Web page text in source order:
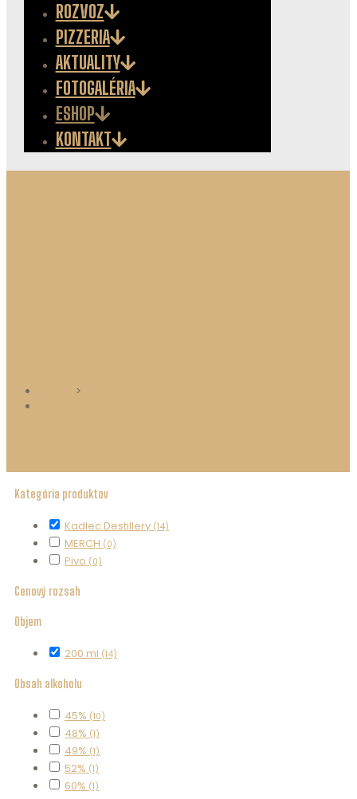
ROZVOZ
PIZZERIA
AKTUALITY
FOTOGALÉRIA
ESHOP
KONTAKT
>
Kategória produktov
Kadlec Destillery (14)
MERCH (0)
Pivo (0)
Cenový rozsah
Objem
200 ml (14)
Obsah alkoholu
45% (10)
48% (1)
49% (1)
52% (1)
60% (1)